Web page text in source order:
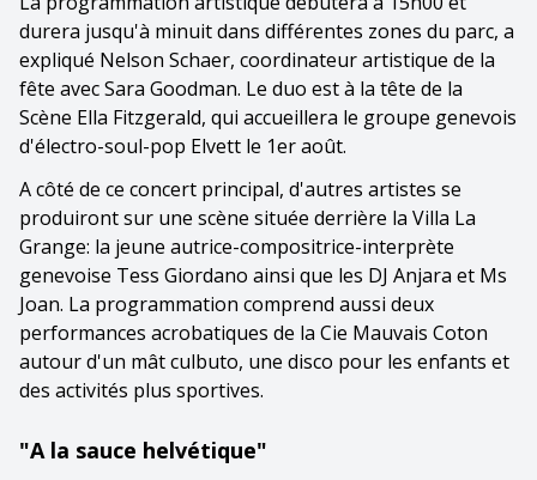
durera jusqu'à minuit dans différentes zones du parc, a
expliqué Nelson Schaer, coordinateur artistique de la
fête avec Sara Goodman. Le duo est à la tête de la
Scène Ella Fitzgerald, qui accueillera le groupe genevois
d'électro-soul-pop Elvett le 1er août.
A côté de ce concert principal, d'autres artistes se
produiront sur une scène située derrière la Villa La
Grange: la jeune autrice-compositrice-interprète
genevoise Tess Giordano ainsi que les DJ Anjara et Ms
Joan. La programmation comprend aussi deux
performances acrobatiques de la Cie Mauvais Coton
autour d'un mât culbuto, une disco pour les enfants et
des activités plus sportives.
"A la sauce helvétique"